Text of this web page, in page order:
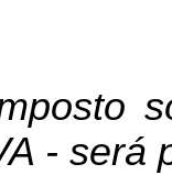
- será